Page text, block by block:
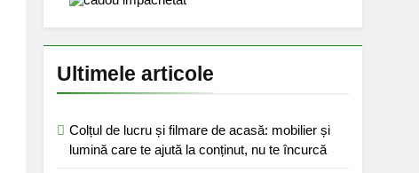
Ultimele articole
Colțul de lucru și filmare de acasă: mobilier și
lumină care te ajută la conținut, nu te încurcă